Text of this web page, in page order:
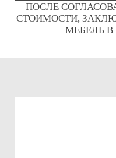
ПОСЛЕ
СТОИМОСТИ,
МЕБЕЛЬ В